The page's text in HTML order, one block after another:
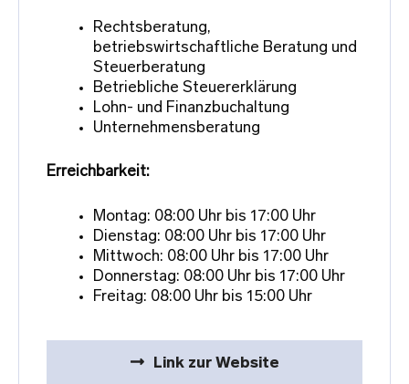
Rechtsberatung,
betriebswirtschaftliche Beratung und
Steuerberatung
Betriebliche Steuererklärung
Lohn- und Finanzbuchaltung
Unternehmensberatung
Erreichbarkeit:
Montag: 08:00 Uhr bis 17:00 Uhr
Dienstag: 08:00 Uhr bis 17:00 Uhr
Mittwoch: 08:00 Uhr bis 17:00 Uhr
Donnerstag: 08:00 Uhr bis 17:00 Uhr
Freitag: 08:00 Uhr bis 15:00 Uhr
Link zur Website